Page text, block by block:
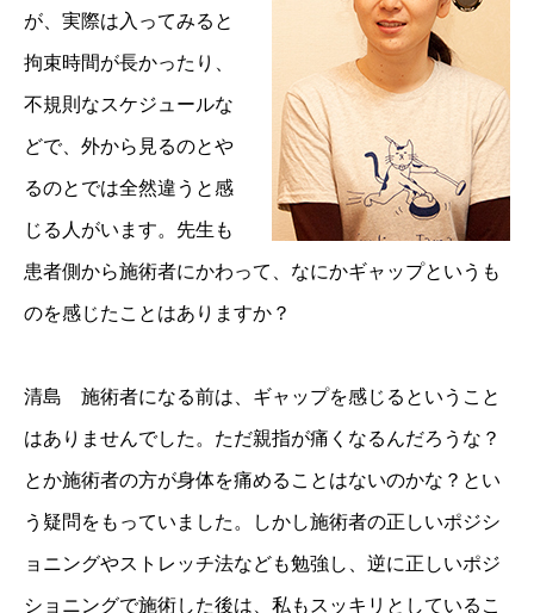
が、実際は入ってみると
拘束時間が長かったり、
不規則なスケジュールな
どで、外から見るのとや
るのとでは全然違うと感
じる人がいます。先生も
患者側から施術者にかわって、なにかギャップというも
のを感じたことはありますか？
清島 施術者になる前は、ギャップを感じるということ
はありませんでした。ただ親指が痛くなるんだろうな？
とか施術者の方が身体を痛めることはないのかな？とい
う疑問をもっていました。しかし施術者の正しいポジシ
ョニングやストレッチ法なども勉強し、逆に正しいポジ
ショニングで施術した後は、私もスッキリとしているこ